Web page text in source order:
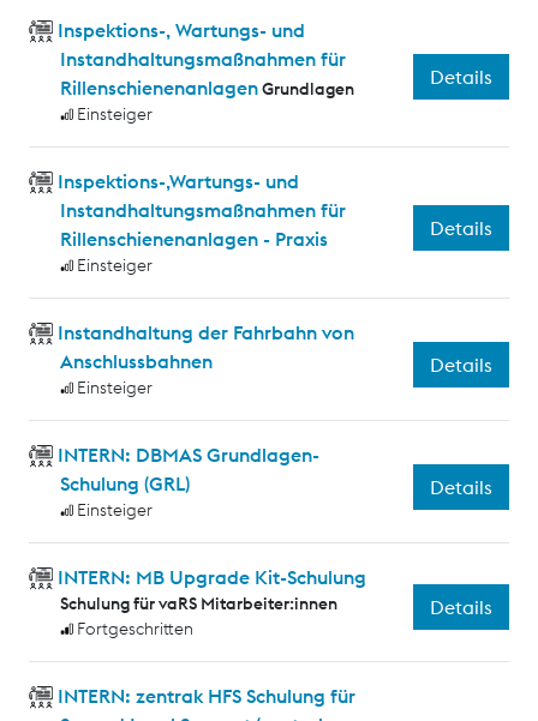
Inspektions-, Wartungs- und
Instandhaltungsmaßnahmen für
RillenschienenanlagenGrundlagen
Einsteiger
Details
Inspektions-,Wartungs- und
Instandhaltungsmaßnahmen für
Rillenschienenanlagen - Praxis
Einsteiger
Details
Instandhaltung der Fahrbahn von
Anschlussbahnen
Einsteiger
Details
INTERN: DBMAS Grundlagen-
Schulung (GRL)
Einsteiger
Details
INTERN: MB Upgrade Kit-Schulung
Schulung für vaRS Mitarbeiter:innen
Fortgeschritten
Details
INTERN: zentrak HFS Schulung für